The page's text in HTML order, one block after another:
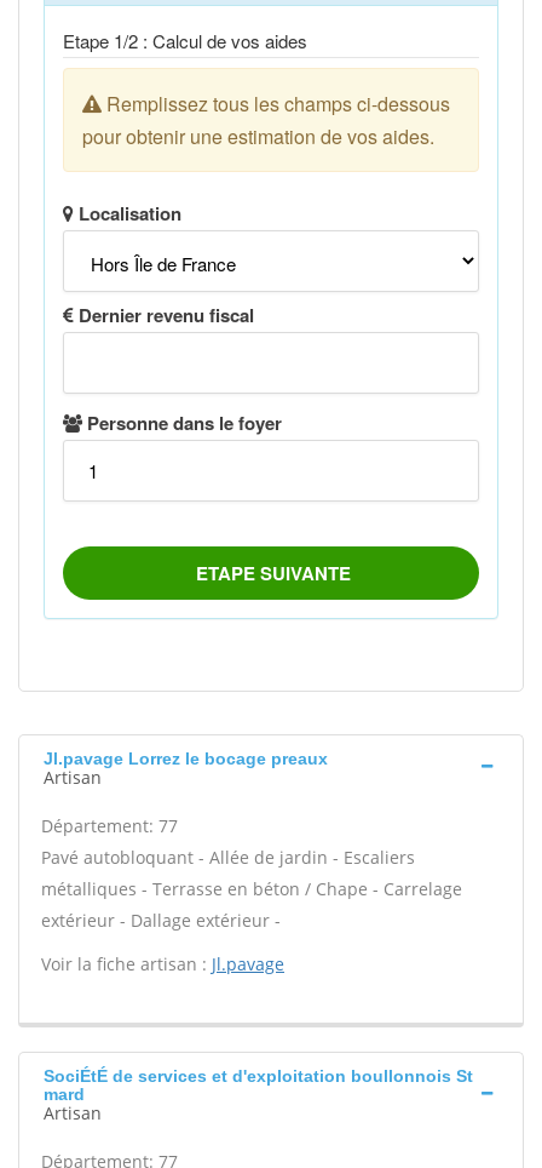
Jl.pavage Lorrez le bocage preaux
Artisan
Département: 77
Pavé autobloquant - Allée de jardin - Escaliers
métalliques - Terrasse en béton / Chape - Carrelage
extérieur - Dallage extérieur -
Voir la fiche artisan : Jl.pavage
SociÉtÉ de services et d'exploitation boullonnois St
mard
Artisan
Département: 77